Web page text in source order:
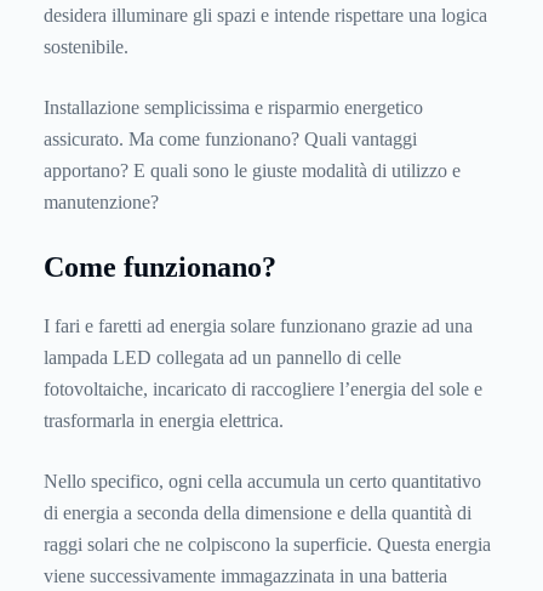
desidera illuminare gli spazi e intende rispettare una logica
sostenibile.
Installazione semplicissima e risparmio energetico
assicurato. Ma come funzionano? Quali vantaggi
apportano? E quali sono le giuste modalità di utilizzo e
manutenzione?
Come funzionano?
I fari e faretti ad energia solare funzionano grazie ad una
lampada LED collegata ad un pannello di celle
fotovoltaiche, incaricato di raccogliere l’energia del sole e
trasformarla in energia elettrica.
Nello specifico, ogni cella accumula un certo quantitativo
di energia a seconda della dimensione e della quantità di
raggi solari che ne colpiscono la superficie. Questa energia
viene successivamente immagazzinata in una batteria